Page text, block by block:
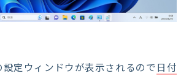
設定ウィンドウが表示されるので日付